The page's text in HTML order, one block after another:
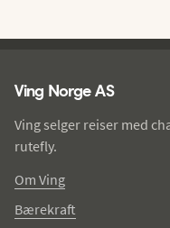
Ving Norge AS
Ving selger reiser med
rutefly.
Om Ving
Bærekraft